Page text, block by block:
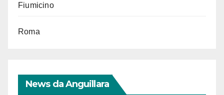
Fiumicino
Roma
News da Anguillara